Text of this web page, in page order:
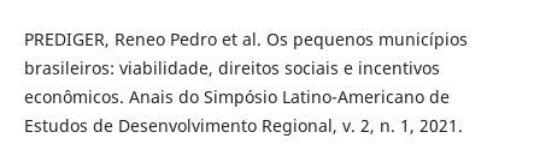
PREDIGER, Reneo Pedro et al. Os pequenos municípios
brasileiros: viabilidade, direitos sociais e incentivos
econômicos. Anais do Simpósio Latino-Americano de
Estudos de Desenvolvimento Regional, v. 2, n. 1, 2021.